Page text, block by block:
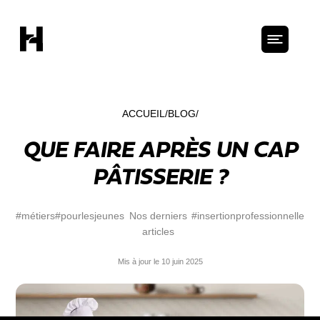
ACCUEIL BLOG
QUE FAIRE APRÈS UN CAP
PÂTISSERIE ?
#métiers#pourlesjeunes Nos derniers
articles
#insertionprofessionnelle
Mis à jour le 10 juin 2025